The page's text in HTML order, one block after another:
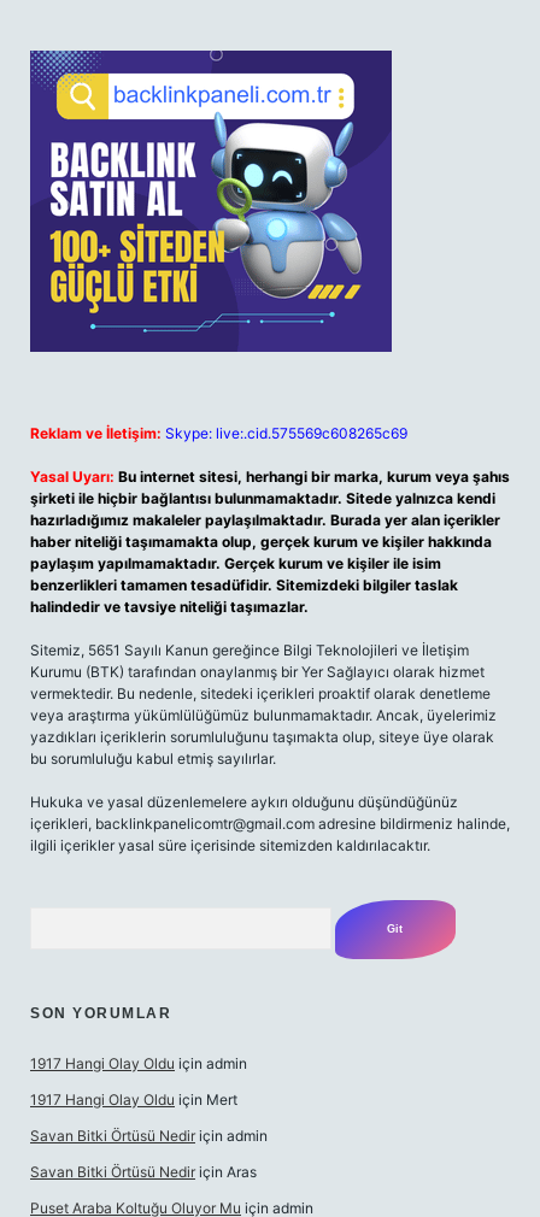
Reklam ve İletişim: Skype: live:.cid.575569c608265c69
Yasal Uyarı: Bu internet sitesi, herhangi bir marka, kurum veya şahıs
şirketi ile hiçbir bağlantısı bulunmamaktadır. Sitede yalnızca kendi
hazırladığımız makaleler paylaşılmaktadır. Burada yer alan içerikler
haber niteliği taşımamakta olup, gerçek kurum ve kişiler hakkında
paylaşım yapılmamaktadır. Gerçek kurum ve kişiler ile isim
benzerlikleri tamamen tesadüfidir. Sitemizdeki bilgiler taslak
halindedir ve tavsiye niteliği taşımazlar.
Sitemiz, 5651 Sayılı Kanun gereğince Bilgi Teknolojileri ve İletişim
Kurumu (BTK) tarafından onaylanmış bir Yer Sağlayıcı olarak hizmet
vermektedir. Bu nedenle, sitedeki içerikleri proaktif olarak denetleme
veya araştırma yükümlülüğümüz bulunmamaktadır. Ancak, üyelerimiz
yazdıkları içeriklerin sorumluluğunu taşımakta olup, siteye üye olarak
bu sorumluluğu kabul etmiş sayılırlar.
Hukuka ve yasal düzenlemelere aykırı olduğunu düşündüğünüz
içerikleri, backlinkpanelicomtr@gmail.com adresine bildirmeniz halinde,
ilgili içerikler yasal süre içerisinde sitemizden kaldırılacaktır.
SON YORUMLAR
1917 Hangi Olay Oldu için admin
1917 Hangi Olay Oldu için Mert
Savan Bitki Örtüsü Nedir için admin
Savan Bitki Örtüsü Nedir için Aras
Puset Araba Koltuğu Oluyor Mu için admin